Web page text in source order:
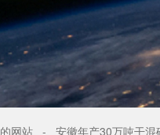
网站 - 安徽年产30万吨干混